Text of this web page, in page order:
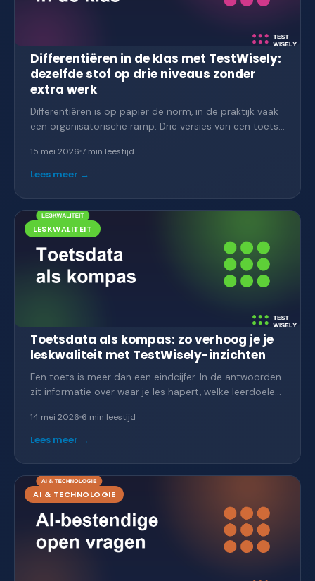
Differentiëren in de klas met TestWisely:
dezelfde stof op drie niveaus zonder
extra werk
Differentiëren is op papier de norm, in de praktijk vaak
een organisatorische ramp. Drie versies van een toets
geven — wie heeft daar tijd voor? Hoe je in TestWisely
één toets bouwt die zich aanpast aan basis, kern en
15 mei 2026 7 min leestijd
Lees meer →
LESKWALITEIT
Toetsdata als kompas: zo verhoog je je
leskwaliteit met TestWisely-inzichten
Een toets is meer dan een eindcijfer. In de antwoorden
zit informatie over waar je les hapert, welke leerdoelen
doen. Hoe je toetsdata leest als feedback op je eigen
lesgeven — en wat dat doet met de kwaliteit van je
14 mei 2026 6 min leestijd
Lees meer →
AI & TECHNOLOGIE